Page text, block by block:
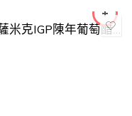
[印印館]卡薩諾瓦[CASANOVA]巴薩米克IGP陳年葡萄醋250ML-8年(原產地保護指定)